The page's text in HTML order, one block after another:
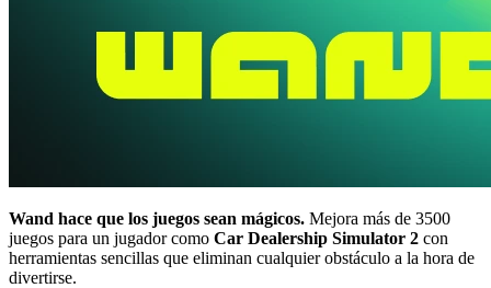
Wand hace que los juegos sean mágicos. Mejora más de 3500
juegos para un jugador como Car Dealership Simulator 2 con
herramientas sencillas que eliminan cualquier obstáculo a la hora de
divertirse.